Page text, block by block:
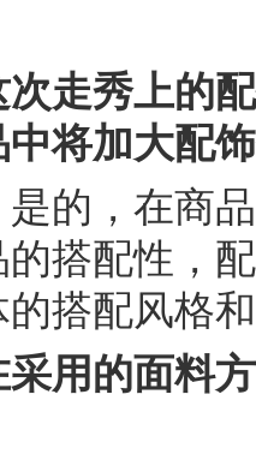
秀上的配
将加大配
是的，在商
搭配性，
搭配风格
的面料方